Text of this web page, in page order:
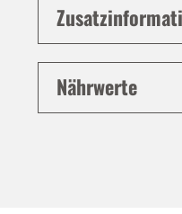
Nährwerte